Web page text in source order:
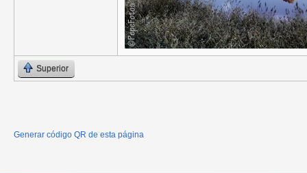
Superior
Generar código QR de esta página